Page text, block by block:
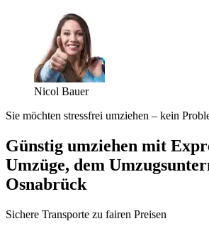
Nicol Bauer
Sie möchten stressfrei umziehen – kein
Günstig umziehen mit
Umzüge, dem
Osnabrück
Sichere Transporte zu fairen Preisen